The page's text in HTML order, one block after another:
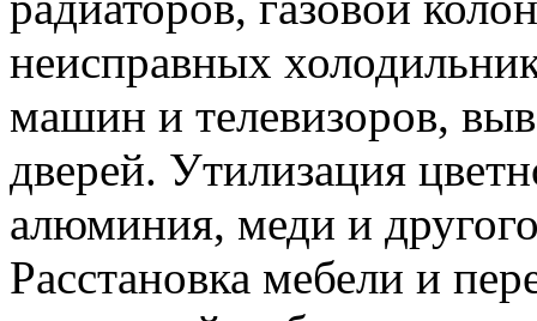
неисправных
машин и телевизоров,
дверей. Утилизация
алюминия, меди и
Расстановка мебели и